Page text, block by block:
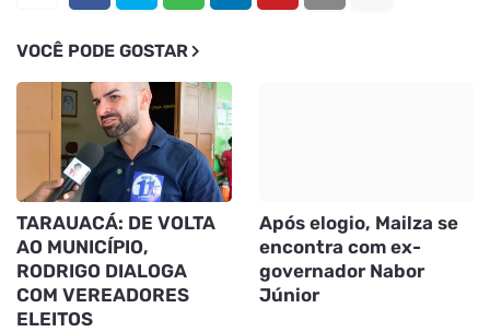
VOCÊ PODE GOSTAR
TARAUACÁ: DE VOLTA
AO MUNICÍPIO,
RODRIGO DIALOGA
COM VEREADORES
ELEITOS
Após elogio, Mailza se
encontra com ex-
governador Nabor
Júnior